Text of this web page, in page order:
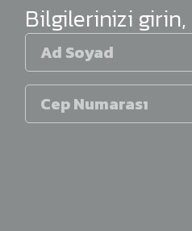
Bilgilerinizi girin,